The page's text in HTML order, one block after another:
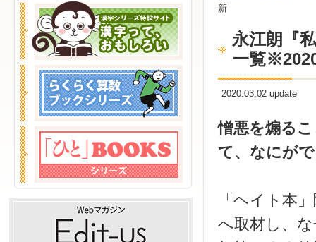
ー
シ
ョ
新
永江朗『
一覧
2020.03.02 update
憎悪を煽る
て、なにが
「ヘイト本
へ取材し、